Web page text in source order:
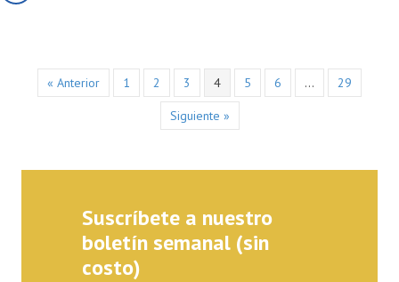
« Anterior 1 2 3 4 5 6 … 29
Siguiente »
Suscríbete a nuestro
boletín semanal (sin
costo)